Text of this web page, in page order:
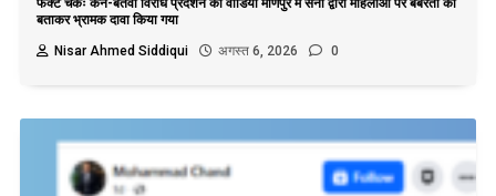
फैक्ट चेकः केन-बेतवा विरोध प्रदर्शन का वीडियो मणिपुर में सेना द्वारा महिलाओं पर बर्बरता का
बताकर भ्रामक दावा किया गया
Nisar Ahmed Siddiqui
अगस्त 6, 2026 0